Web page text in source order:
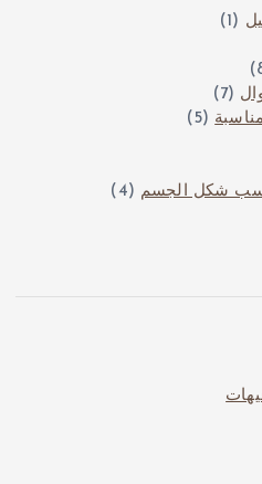
(1)
(7)
(5)
حسب شكل الجسم(4)